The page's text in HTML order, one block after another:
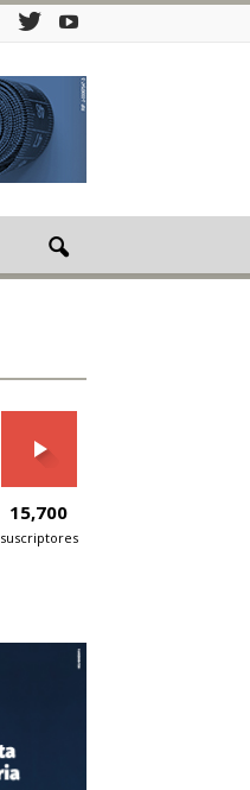
15,700
suscriptores